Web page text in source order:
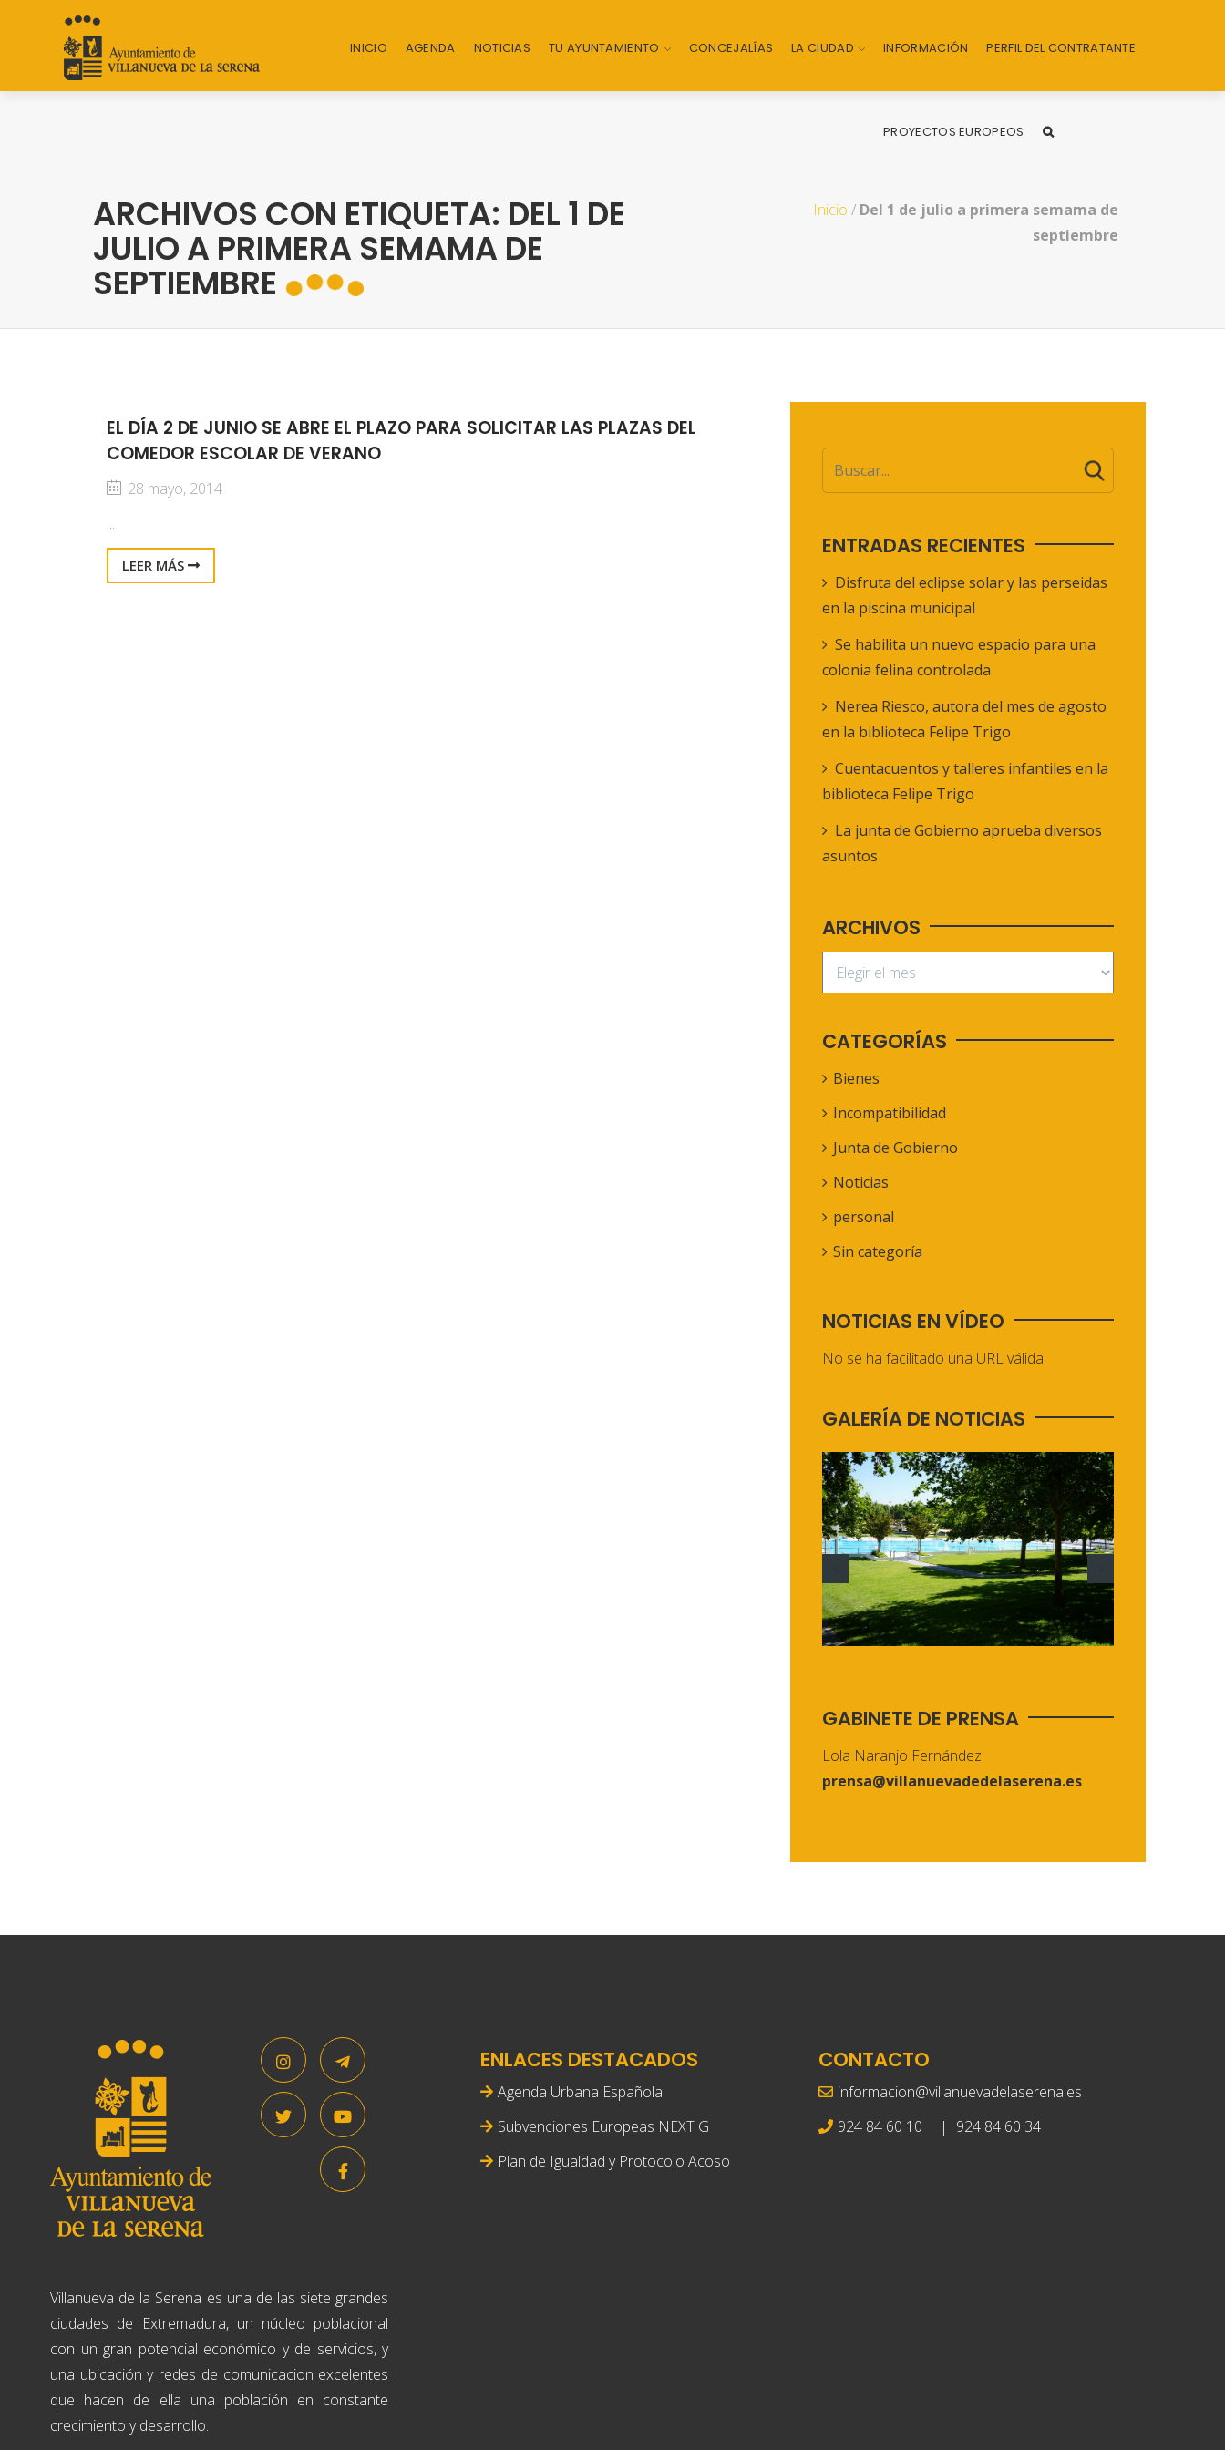
INICIO AGENDA NOTICIAS TU AYUNTAMIENTO CONCEJALÍAS LA CIUDAD INFORMACIÓN PERFIL DEL CONTRATANTE
PROYECTOS EUROPEOS
ARCHIVOS CON ETIQUETA: DEL 1 DE
JULIO A PRIMERA SEMAMA DE
SEPTIEMBRE
Inicio / Del 1 de julio a primera semama de
septiembre
EL DÍA 2 DE JUNIO SE ABRE EL PLAZO PARA SOLICITAR LAS PLAZAS DEL
COMEDOR ESCOLAR DE VERANO
28 mayo, 2014
...
LEER MÁS
ENTRADAS RECIENTES
Disfruta del eclipse solar y las perseidas
en la piscina municipal
Se habilita un nuevo espacio para una
colonia felina controlada
Nerea Riesco, autora del mes de agosto
en la biblioteca Felipe Trigo
Cuentacuentos y talleres infantiles en la
biblioteca Felipe Trigo
La junta de Gobierno aprueba diversos
asuntos
ARCHIVOS
CATEGORÍAS
Bienes
Incompatibilidad
Junta de Gobierno
Noticias
personal
Sin categoría
NOTICIAS EN VÍDEO
No se ha facilitado una URL válida.
GALERÍA DE NOTICIAS
GABINETE DE PRENSA
Lola Naranjo Fernández
prensa@villanuevadedelaserena.es
Villanueva de la Serena es una de las siete grandes
ciudades de Extremadura, un núcleo poblacional
con un gran potencial económico y de servicios, y
una ubicación y redes de comunicacion excelentes
que hacen de ella una población en constante
crecimiento y desarrollo.
ENLACES DESTACADOS
Agenda Urbana Española
Subvenciones Europeas NEXT G
Plan de Igualdad y Protocolo Acoso
CONTACTO
informacion@villanuevadelaserena.es
924 84 60 10
| 924 84 60 34